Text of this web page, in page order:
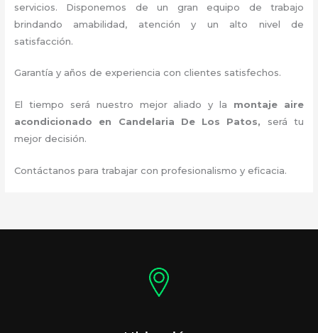
servicios. Disponemos de un gran equipo de trabajo
brindando amabilidad, atención y un alto nivel de
satisfacción.
Garantía y años de experiencia con clientes satisfechos.
El tiempo será nuestro mejor aliado y la montaje aire
acondicionado en Candelaria De Los Patos, será tu
mejor decisión.
Contáctanos para trabajar con profesionalismo y eficacia.